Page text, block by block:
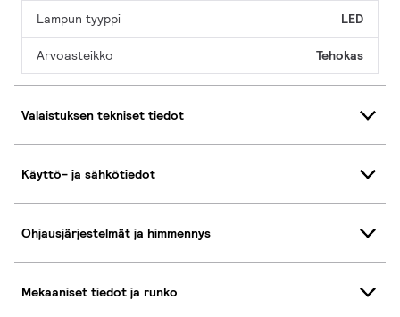
Lampun tyyppi LED
Arvoasteikko Tehokas
Valaistuksen tekniset tiedot
Käyttö- ja sähkötiedot
Ohjausjärjestelmät ja himmennys
Mekaaniset tiedot ja runko